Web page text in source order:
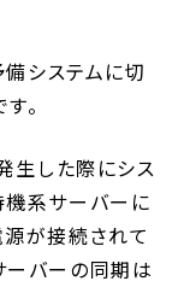
備システムに切
。
生した際にシス
機系サーバーに
が接続されて
ーバーの同期は